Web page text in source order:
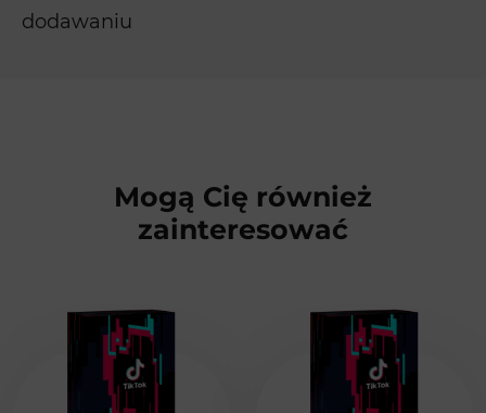
dodawaniu
Mogą Cię również
zainteresować